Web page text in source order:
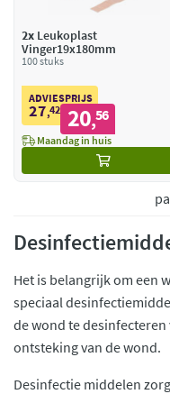
2x Leukoplast
Vinger19x180mm
100 stuks
ADVIESPRIJS
27,42 20,56
Maandag in huis
Het is belangrijk om een
speciaal
de wond te
ontsteking van de wond.
Desinfectie middelen